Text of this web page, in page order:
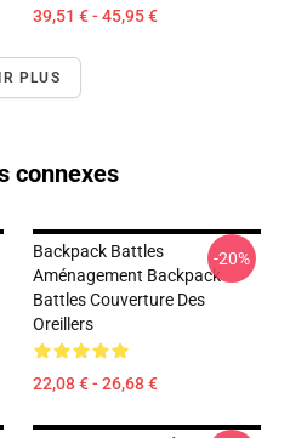
39,51 € - 45,95 €
PLUS
connexes
Backpack Battles
Aménagement Backpack
Battles Couverture Des
Oreillers
22,08 € - 26,68 €
-20%